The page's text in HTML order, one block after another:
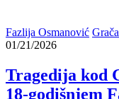
Fazlija Osmanović
01/21/2026
Tragedija kod
18-godišnjem